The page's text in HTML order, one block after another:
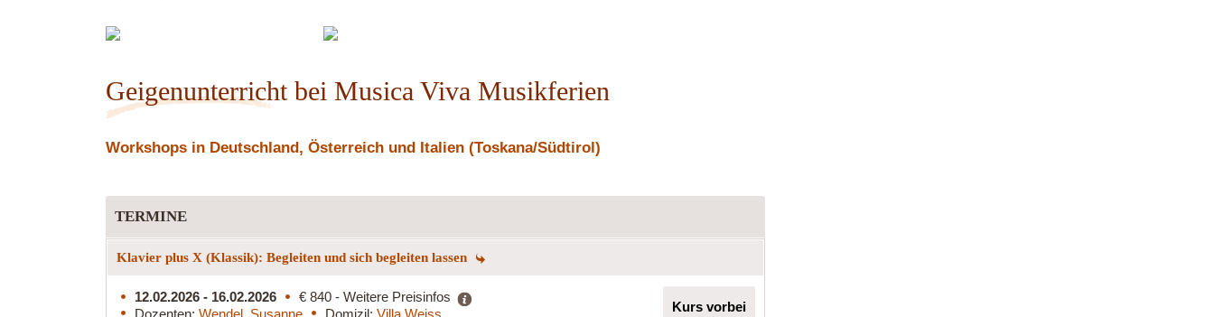
Geigenunterricht bei Musica Viva Musikferien
Workshops in Deutschland, Österreich und Italien (Toskana/Südtirol)
TERMINE
Klavier plus X (Klassik): Begleiten und sich begleiten lassen
12.02.2026 - 16.02.2026
€ 840 - Weitere Preisinfos
Dozenten: Wendel, Susanne Domizil: Villa Weiss Kurs vorbei